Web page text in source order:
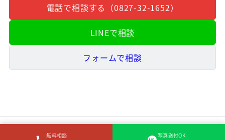
電話で相談する（0827-32-1652）
LINEで相談
フォームで相談
無料相談 写真送付OK